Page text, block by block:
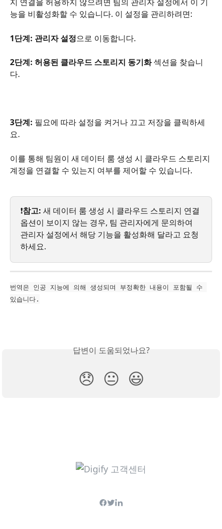
능을 비활성화할 수 있습니다. 이 설정을 관리하려면:
1단계: 관리자 설정으로 이동합니다.
2단계: 허용된 클라우드 스토리지 동기화 섹션을 찾습니
다.
3단계: 필요에 따라 설정을 켜거나 끄고 저장을 클릭하세
요.
이를 통해 팀원이 새 데이터 룸 생성 시 클라우드 스토리지
계정을 연결할 수 있는지 여부를 제어할 수 있습니다.
❗참고: 새 데이터 룸 생성 시 클라우드 스토리지 연결
옵션이 보이지 않는 경우, 팀 관리자에게 문의하여
관리자 설정에서 해당 기능을 활성화해 달라고 요청
하세요.
번역은 인공 지능에 의해 생성되며 부정확한 내용이 포함될 수
있습니다.
답변이 도움되었나요?
😞 😐 😃